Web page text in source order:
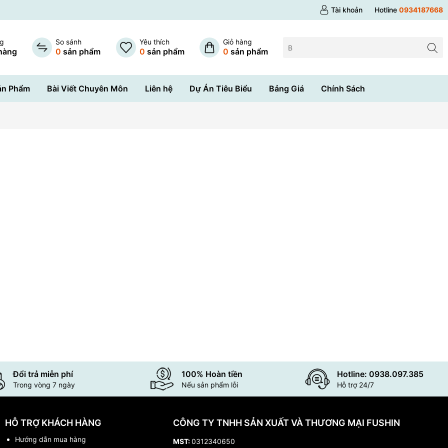
Tài khoản Hotline 0934187668
So sánh
0 sản phẩm
Yêu thích
0 sản phẩm
Giỏ hàng
0 sản phẩm
Phẩm Bài Viết Chuyên Môn Liên hệ Dự Án Tiêu Biểu Bảng Giá Chính Sách
Đổi trả miễn phí
Trong vòng 7 ngày
100% Hoàn tiền
Nếu sản phẩm lỗi
Hotline: 0938.097.385
Hỗ trợ 24/7
HỖ TRỢ KHÁCH HÀNG
Hướng dẫn mua hàng
CÔNG TY TNHH SẢN XUẤT VÀ THƯƠNG MẠI FUSHIN
MST:0312340650